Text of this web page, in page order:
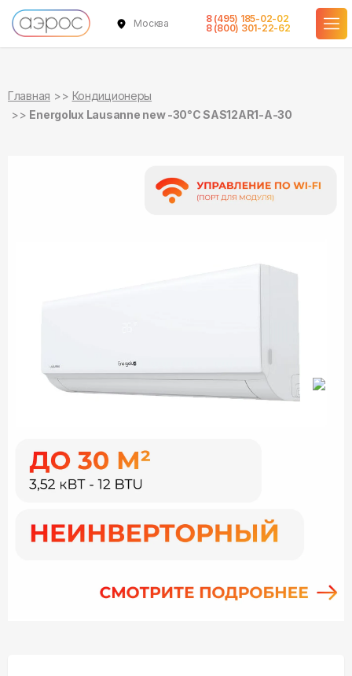
Москва
8 (495) 185-02-02
8 (800) 301-22-62
Главная
Кондиционеры
Energolux Lausanne new -30°С SAS12AR1-A-30
в наличии
в наличии